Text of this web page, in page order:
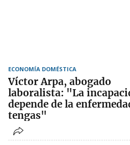
ECONOMÍA DOMÉSTICA
Víctor Arpa, abogado
laboralista: "La
depende de la
tengas"